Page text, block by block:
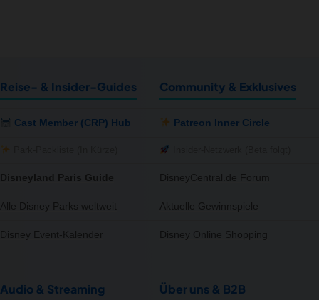
Reise- & Insider-Guides
Cast Member (CRP) Hub
Disneyland Paris Guide
Alle Disney Parks weltweit
Disney Event-Kalender
Community & Exklusives
Patreon Inner Circle
DisneyCentral.de Forum
Aktuelle Gewinnspiele
Disney Online Shopping
Audio & Streaming Über uns & B2B